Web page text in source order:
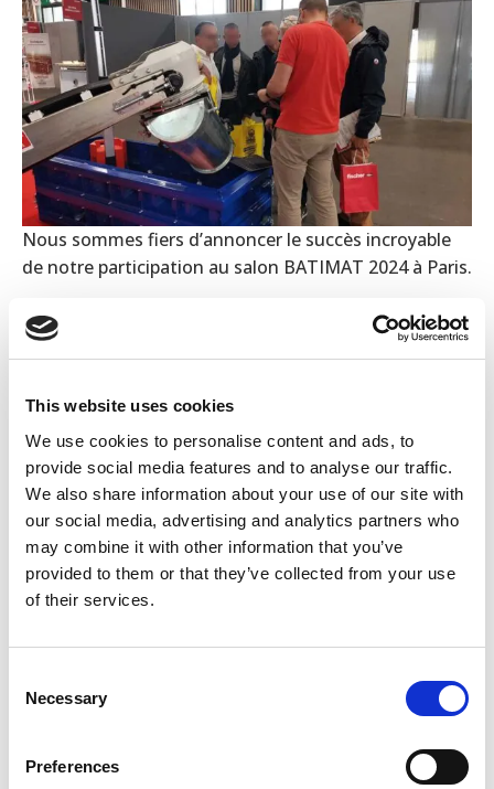
This website uses cookies
We use cookies to personalise content and ads, to
provide social media features and to analyse our traffic.
We also share information about your use of our site with
our social media, advertising and analytics partners who
may combine it with other information that you’ve
provided to them or that they’ve collected from your use
of their services.
Selection
Necessary
Preferences
Nous sommes fiers d’annoncer le succès incroyable
de notre participation au salon BATIMAT 2024 à Paris.
Nous avons présenté la nouvelle gamme de
moules
pour blocs de béton .24
significatives avec les clients. Nous adressons nos
plus sincères remerciements à tous les visiteurs de
notre stand.